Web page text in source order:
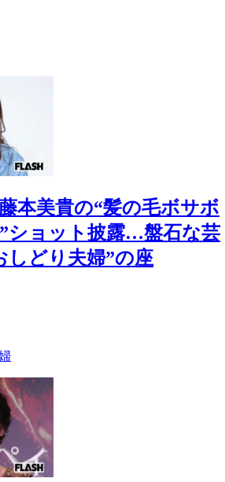
本美貴の“髪の毛ボサボ
ショット披露…盤石な芸
しどり夫婦”の座